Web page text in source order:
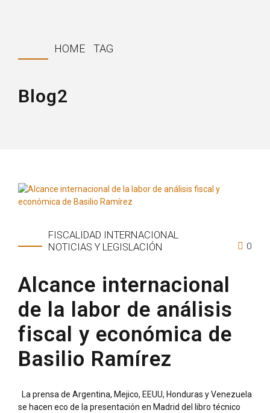
HOME TAG
Blog2
FISCALIDAD INTERNACIONAL
NOTICIAS Y LEGISLACIÓN
0
Alcance internacional
de la labor de análisis
fiscal y económica de
Basilio Ramírez
La prensa de Argentina, Mejico, EEUU, Honduras y Venezuela
se hacen eco de la presentación en Madrid del libro técnico